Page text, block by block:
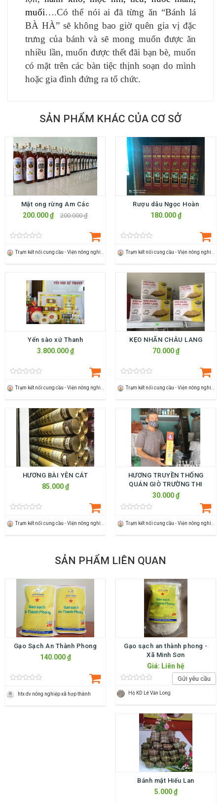
muối….Có thể nói ai đã từng ăn “Bánh lá
BÀ HÀ” sẽ không bao giờ quên gia vị đặc
trưng của bánh và sẽ mong muốn được ăn
nhiều lần, muốn được thết đãi bạn bè, muốn
có mặt trên các bàn tiệc thịnh soạn do mình
hoặc gia đình đứng ra tổ chức.
SẢN PHẨM KHÁC CỦA CƠ SỞ
Mật ong rừng Am Các
200.000 ₫ 200.000 ₫
Trạm kết nối cung cầu - Viện nông nghiệp Thanh Hoá
Rượu dâu Ngọc Hoàn
180.000 ₫
Trạm kết nối cung cầu - Viện nông nghiệp Thanh Hoá
Yến sào xứ Thanh
3.800.000 ₫
Trạm kết nối cung cầu - Viện nông nghiệp Thanh Hoá
KẸO NHÃN CHÂU LANG
70.000 ₫
Trạm kết nối cung cầu - Viện nông nghiệp Thanh Hoá
HƯƠNG BÀI YÊN CÁT
85.000 ₫
Trạm kết nối cung cầu - Viện nông nghiệp Thanh Hoá
HƯƠNG TRUYỀN THỐNG
QUÁN GIÒ TRƯỜNG THI
30.000 ₫
Trạm kết nối cung cầu - Viện nông nghiệp Thanh Hoá
SẢN PHẨM LIÊN QUAN
Gạo Sạch An Thành Phong
140.000 ₫
htx dv nông nghiệp xã hợp thành
Gạo sạch an thành phong -
Xã Minh Sơn
Giá: Liên hệ
Gửi yêu cầu
Hộ KD Lê Văn Long
Bánh mật Hiếu Lan
5.000 ₫